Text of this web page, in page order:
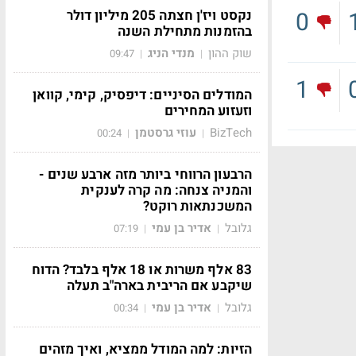
0
1
נקסט ויז'ן חצתה 205 מיליון דולר
בהזמנות מתחילת השנה
שוק ההון | מנדי הניג |
09:47
המודלים הסיניים: דיפסיק, קימי, קוואן
וזעזוע המחירים
BizTech
| עוזי גרסטמן |
00:24
הרבעון הרווחי ביותר מזה ארבע שנים -
והמניה צנחה: מה קרה לענקית
המשכנתאות רוקט?
גלובל | אדיר בן עמי |
07:19
83 אלף משרות או 18 אלף בלבד? הדוח
שיקבע אם הריבית בארה"ב תעלה
גלובל | אדיר בן עמי |
00:34
הזיות: למה המודל ממציא, ואיך מזהים